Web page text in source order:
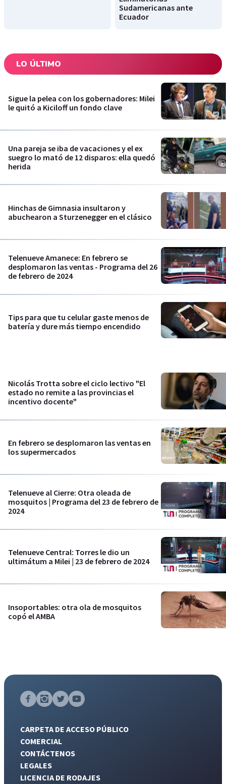
Sudamericanas ante
Ecuador
LO ÚLTIMO
Sigue la pelea con los gobernadores: Milei
le quitó a Kiciloff un fondo clave
Una pareja se iba de vacaciones y el ex
suegro lo mató de 12 disparos: ella quedó
herida
Hinchas de Gimnasia insultaron y
abuchearon a Sturzenegger en el clásico
Telenueve Amanece: En febrero se
desplomaron las ventas - Programa del 26
de febrero de 2024
Tips para que tu celular gaste menos de
batería y dure más tiempo encendido
Nicolás Trotta sobre el ciclo lectivo "El
estado no remite a las provincias el
incentivo docente"
En febrero se desplomaron las ventas en
los supermercados
Telenueve al Cierre: Otra oleada de
mosquitos | Programa del 23 de febrero de
2024
Telenueve Central: Torres le dio un
ultimátum a Milei | 23 de febrero de 2024
Insoportables: otra ola de mosquitos
copó el AMBA
CARPETA DE ACCESO PÚBLICO
COMERCIAL
CONTÁCTENOS
LEGALES
LICENCIA DE RODAJES